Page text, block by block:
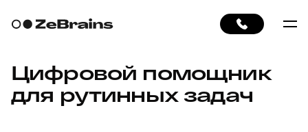
Цифровой помощник
для рутинных задач